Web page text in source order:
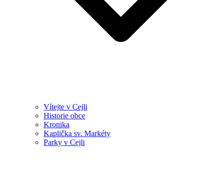
Vítejte v Cejli
Historie obce
Kronika
Kaplička sv. Markéty
Parky v Cejli